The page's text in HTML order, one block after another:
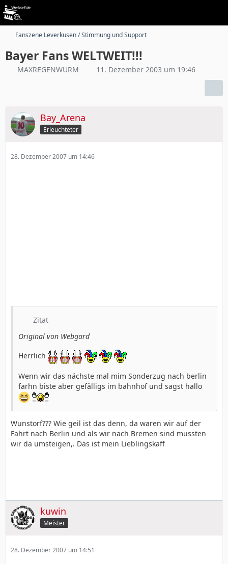
Fanszene Leverkusen / Stimmung und Support
Bayer Fans WELTWEIT!!!
MAXREGENWURM 11. Dezember 2003 um 19:46
Bay_Arena
Erleuchteter
28. Dezember 2007 um 14:46
Zitat
Original von Webgard
Herrlich
Wenn wir das nächste mal mim Sonderzug nach berlin
farhn biste aber gefälligs im bahnhof und sagst hallo
Wunstorf??? Wie geil ist das denn, da waren wir auf der
Fahrt nach Berlin und als wir nach Bremen sind mussten
wir da umsteigen,. Das ist mein Lieblingskaff
kuwin
Meister
28. Dezember 2007 um 14:51